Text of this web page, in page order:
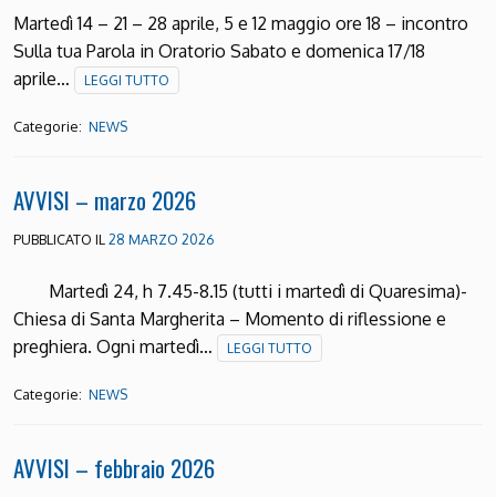
Martedì 14 – 21 – 28 aprile, 5 e 12 maggio ore 18 – incontro
Sulla tua Parola in Oratorio Sabato e domenica 17/18
aprile…
LEGGI TUTTO
Categorie: NEWS
AVVISI – marzo 2026
PUBBLICATO IL 28 MARZO 2026
Martedì 24, h 7.45-8.15 (tutti i martedì di Quaresima)-
Chiesa di Santa Margherita – Momento di riflessione e
preghiera. Ogni martedì…
LEGGI TUTTO
Categorie: NEWS
AVVISI – febbraio 2026